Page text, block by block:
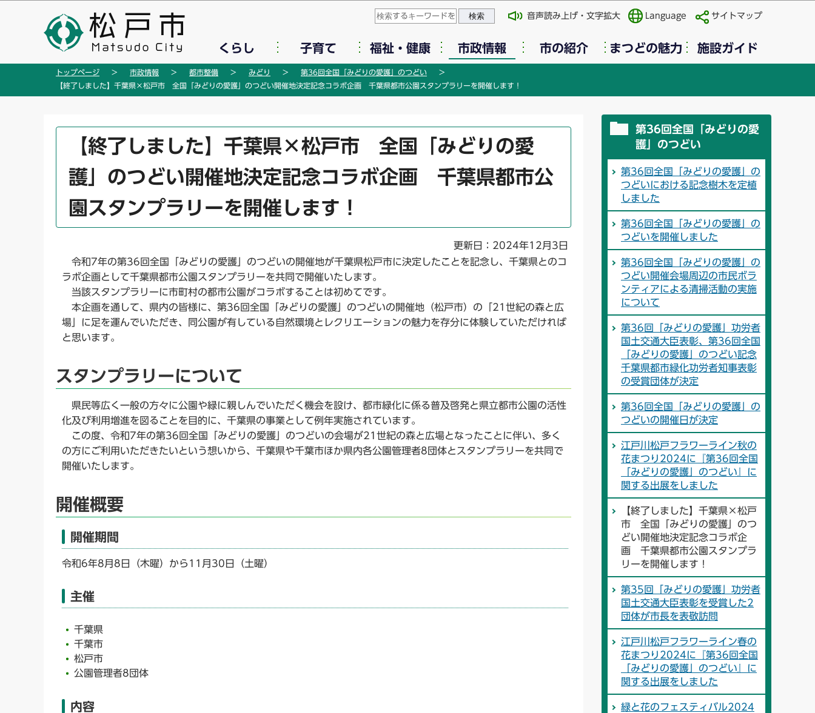
先
このページの本文へ移動
音声読み上げ・文字拡大 Language サイトマップ
くらし 子育て 福祉・健康 市政情報 市の紹介 まつどの魅力 施設ガイド
トップページ 市政情報 都市整備 みどり
第36回全国「みどりの愛護」のつどい
【終了しました】千葉県×松戸市 全国「みどりの愛護」のつどい開催地決定記念コラボ企画 千葉県都市公園スタンプラリーを開催します！
【終了しました】千葉県×松戸市 全国「みどりの愛
護」のつどい開催地決定記念コラボ企画 千葉県都市公
園スタンプラリーを開催します！
更新日：2024年12月3日
令和7年の第36回全国「みどりの愛護」のつどいの開催地が千葉県松戸市に決定したことを記念し、千葉県とのコ
ラボ企画として千葉県都市公園スタンプラリーを共同で開催いたします。
当該スタンプラリーに市町村の都市公園がコラボすることは初めてです。
本企画を通して、県内の皆様に、第36回全国「みどりの愛護」のつどいの開催地（松戸市）の「21世紀の森と広
場」に足を運んでいただき、同公園が有している自然環境とレクリエーションの魅力を存分に体験していただければ
と思います。
スタンプラリーについて
県民等広く一般の方々に公園や緑に親しんでいただく機会を設け、都市緑化に係る普及啓発と県立都市公園の活性
化及び利用増進を図ることを目的に、千葉県の事業として例年実施されています。
この度、令和7年の第36回全国「みどりの愛護」のつどいの会場が21世紀の森と広場となったことに伴い、多く
の方にご利用いただきたいという想いから、千葉県や千葉市ほか県内各公園管理者8団体とスタンプラリーを共同で
開催いたします。
開催概要
開催期間
令和6年8月8日（木曜）から11月30日（土曜）
主催
千葉県
千葉市
松戸市
公園管理者8団体
内容
第36回全国「みどりの愛
護」のつどい
第36回全国「みどりの愛護」の
つどいにおける記念樹木を定植
しました
第36回全国「みどりの愛護」の
つどいを開催しました
第36回全国「みどりの愛護」の
つどい開催会場周辺の市民ボラ
ンティアによる清掃活動の実施
について
第36回「みどりの愛護」功労者
国土交通大臣表彰、第36回全国
「みどりの愛護」のつどい記念
千葉県都市緑化功労者知事表彰
の受賞団体が決定
第36回全国「みどりの愛護」の
つどいの開催日が決定
江戸川松戸フラワーライン秋の
花まつり2024に『第36回全国
「みどりの愛護」のつどい』に
関する出展をしました
【終了しました】千葉県×松戸
市 全国「みどりの愛護」のつ
どい開催地決定記念コラボ企
画 千葉県都市公園スタンプラ
リーを開催します！
第35回「みどりの愛護」功労者
国土交通大臣表彰を受賞した2
団体が市長を表敬訪問
江戸川松戸フラワーライン春の
花まつり2024に『第36回全国
「みどりの愛護」のつどい』に
関する出展をしました
緑と花のフェスティバル2024